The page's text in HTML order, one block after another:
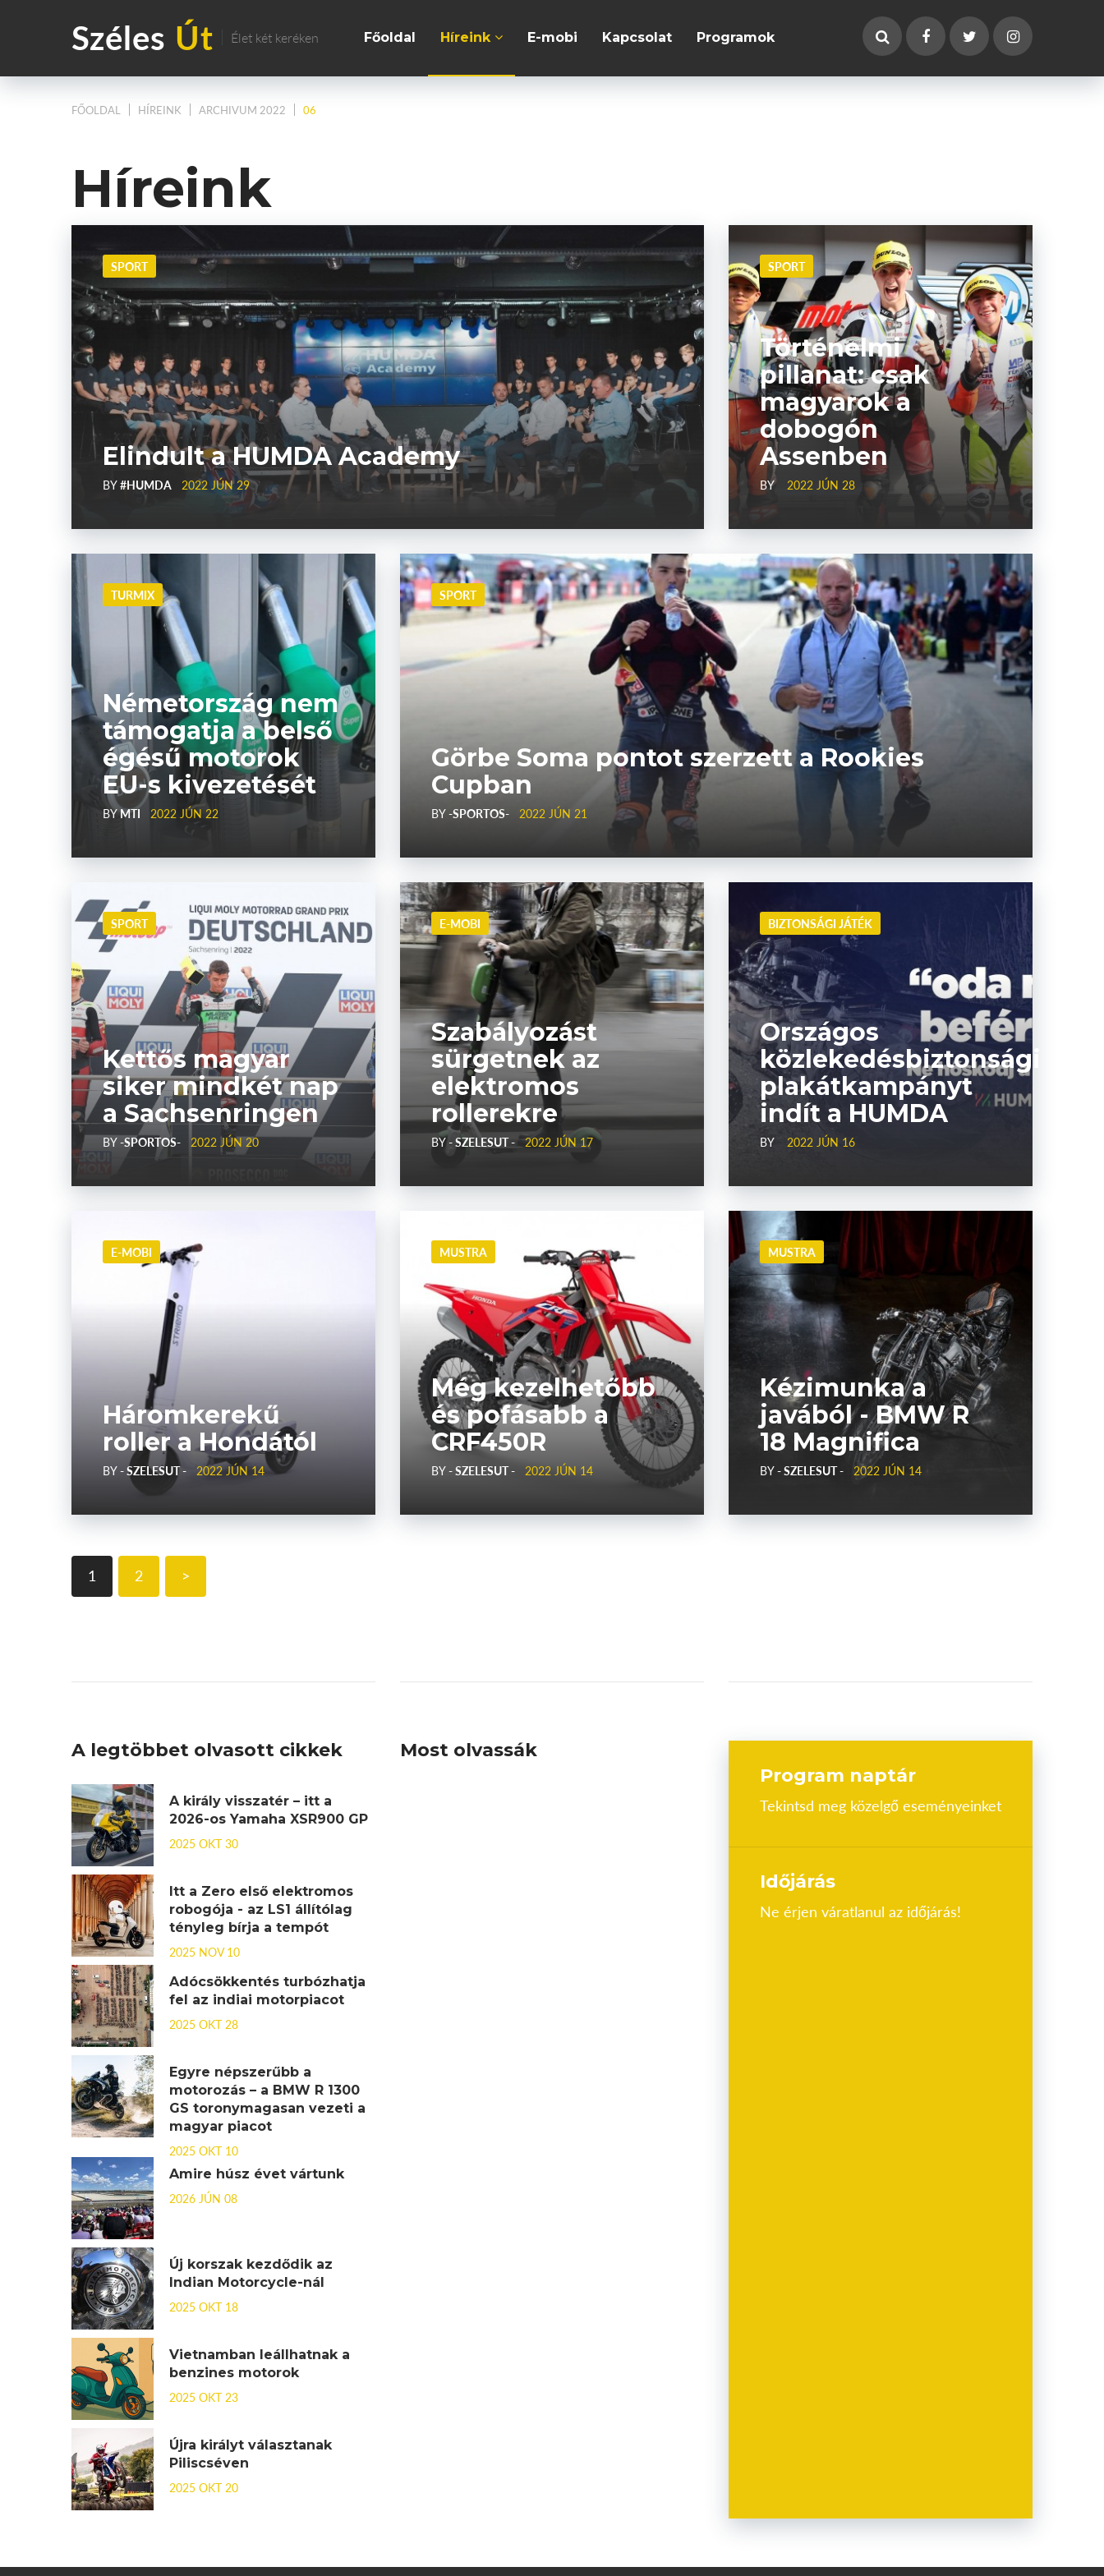
Széles Út Élet két keréken Főoldal Híreink E-mobi Kapcsolat Programok
FŐOLDAL HÍREINK ARCHIVUM 2022 06
Híreink
SPORT
Elindult a HUMDA Academy
BY#HUMDA 2022 JÚN 29
SPORT
Történelmi
pillanat: csak
magyarok a
dobogón
Assenben
BY 2022 JÚN 28
TURMIX
Németország nem
támogatja a belső
égésű motorok
EU-s kivezetését
BYMTI 2022 JÚN 22
SPORT
Görbe Soma pontot szerzett a Rookies
Cupban
BY-SPORTOS- 2022 JÚN 21
SPORT
Kettős magyar
siker mindkét nap
a Sachsenringen
BY-SPORTOS- 2022 JÚN 20
E-MOBI
Szabályozást
sürgetnek az
elektromos
rollerekre
BY- SZELESUT - 2022 JÚN 17
BIZTONSÁGI JÁTÉK
Országos
közlekedésbiztonsági
plakátkampányt
indít a HUMDA
BY 2022 JÚN 16
E-MOBI
Háromkerekű
roller a Hondától
BY- SZELESUT - 2022 JÚN 14
MUSTRA
Még kezelhetőbb
és pofásabb a
CRF450R
BY- SZELESUT - 2022 JÚN 14
MUSTRA
Kézimunka a
javából - BMW R
18 Magnifica
BY- SZELESUT - 2022 JÚN 14
1 2 >
A legtöbbet olvasott cikkek
A király visszatér – itt a
2026-os Yamaha XSR900 GP
2025 OKT 30
Itt a Zero első elektromos
robogója - az LS1 állítólag
tényleg bírja a tempót
2025 NOV 10
Adócsökkentés turbózhatja
fel az indiai motorpiacot
2025 OKT 28
Egyre népszerűbb a
motorozás – a BMW R 1300
GS toronymagasan vezeti a
magyar piacot
2025 OKT 10
Amire húsz évet vártunk
2026 JÚN 08
Új korszak kezdődik az
Indian Motorcycle-nál
2025 OKT 18
Vietnamban leállhatnak a
benzines motorok
2025 OKT 23
Újra királyt választanak
Piliscséven
2025 OKT 20
Most olvassák
Program naptár
Tekintsd meg közelgő eseményeinket
Időjárás
Ne érjen váratlanul az időjárás!